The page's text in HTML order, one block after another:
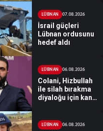
LÜBNAN 07.08.2026
İsrail güçleri
Lübnan ordusunu
hedef aldı
LÜBNAN 06.08.2026
Colani, Hizbullah
ile silah bırakma
diyaloğu için kanal
LÜBNAN 06.08.2026